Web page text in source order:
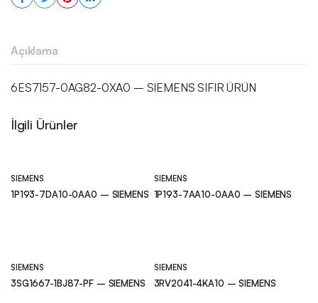
Açıklama
6ES7157-0AG82-0XA0 – SIEMENS SIFIR ÜRÜN
İlgili Ürünler
SIEMENS
1P193-7DA10-0AA0 – SIEMENS
SIEMENS
1P193-7AA10-0AA0 – SIEMENS
SIEMENS
3SG1667-1BJ87-PF – SIEMENS
SIEMENS
3RV2041-4KA10 – SIEMENS